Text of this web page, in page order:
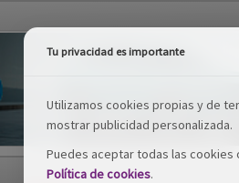
Tu privacidad es importante
Utilizamos cookies propias y de
mostrar publicidad personalizada.
Puedes aceptar todas las
Política de cookies.